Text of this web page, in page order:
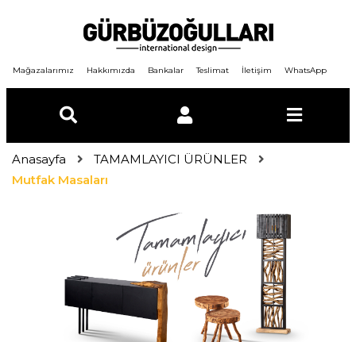
Mağazalarımız Hakkımızda Bankalar Teslimat İletişim WhatsApp
E-Posta
GİRİŞ YAP
ÜYE OL
Şifremi unuttum ?
Anasayfa
TAMAMLAYICI ÜRÜNLER
Mutfak Masaları